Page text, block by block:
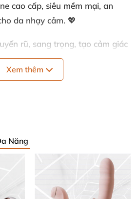
cao cấp, siêu mềm mại, an
da nhạy cảm. 💖
rũ, sang trọng, tạo cảm giác
8.5 cm, rộng 4.9 cm, cao 7.6 cm –
tính nhanh chóng, chỉ 60 phút
sử dụng liên tục. 🔋
– thoải mái dùng dưới vòi sen
Xem thêm
Năng